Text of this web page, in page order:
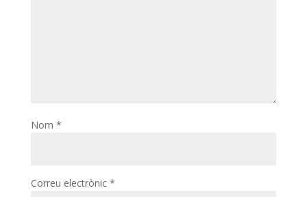
Nom *
Correu electrònic *